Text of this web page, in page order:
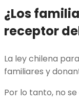
¿Los
receptor
La ley chilena
familiares y
Por lo tanto, no